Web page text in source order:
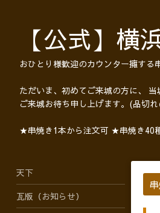
【公式】横
おひとり様歓迎のカウンター擁する
ただいま、初めてご来城の方に、
ご来城お待ち申し上げます。(品切
★串焼き1本から注文可 ★串焼き40
天下
瓦版（お知らせ）